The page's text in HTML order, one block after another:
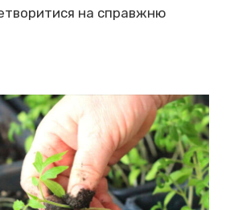
на справжню